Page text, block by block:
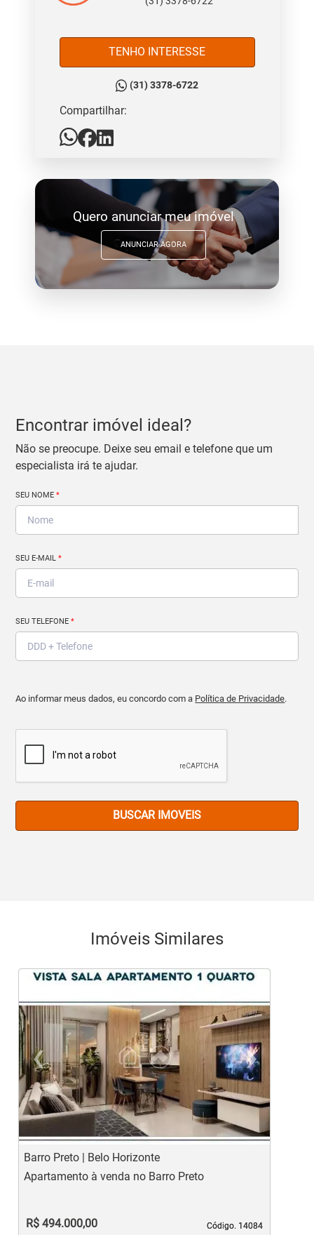
TENHO INTERESSE
(31) 3378-6722
Compartilhar:
Quero anunciar meu imóvel
ANUNCIAR AGORA
Encontrar imóvel ideal?
Não se preocupe. Deixe seu email e telefone que um
especialista irá te ajudar.
SEU NOME*
SEU E-MAIL*
SEU TELEFONE*
Ao informar meus dados, eu concordo com a Política de Privacidade.
BUSCAR IMOVEIS
Imóveis Similares
‹
Previous
›
Barro Preto | Belo Horizonte
Código. 14084
Código. 14084
Apartamento à venda no Barro Preto
R$ 494.000,00